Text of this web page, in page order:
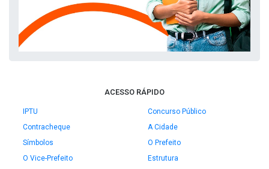
ACESSO RÁPIDO
IPTU
Concurso Público
Contracheque
A Cidade
Símbolos
O Prefeito
O Vice-Prefeito
Estrutura